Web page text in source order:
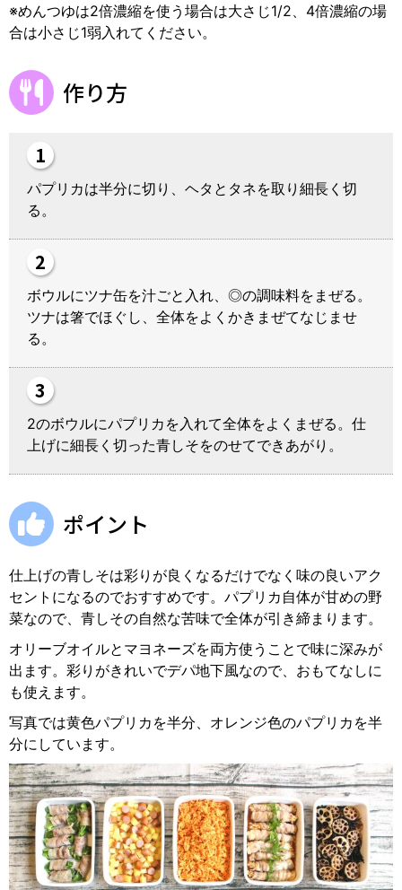
※めんつゆは2倍濃縮を使う場合は大さじ1/2、4倍濃縮の場
合は小さじ1弱入れてください。
作り方
パプリカは半分に切り、ヘタとタネを取り細長く切
る。
ボウルにツナ缶を汁ごと入れ、◎の調味料をまぜる。
ツナは箸でほぐし、全体をよくかきまぜてなじませ
る。
2のボウルにパプリカを入れて全体をよくまぜる。仕
上げに細長く切った青しそをのせてできあがり。
ポイント
仕上げの青しそは彩りが良くなるだけでなく味の良いアク
セントになるのでおすすめです。パプリカ自体が甘めの野
菜なので、青しその自然な苦味で全体が引き締まります。
オリーブオイルとマヨネーズを両方使うことで味に深みが
出ます。彩りがきれいでデパ地下風なので、おもてなしに
も使えます。
写真では黄色パプリカを半分、オレンジ色のパプリカを半
分にしています。